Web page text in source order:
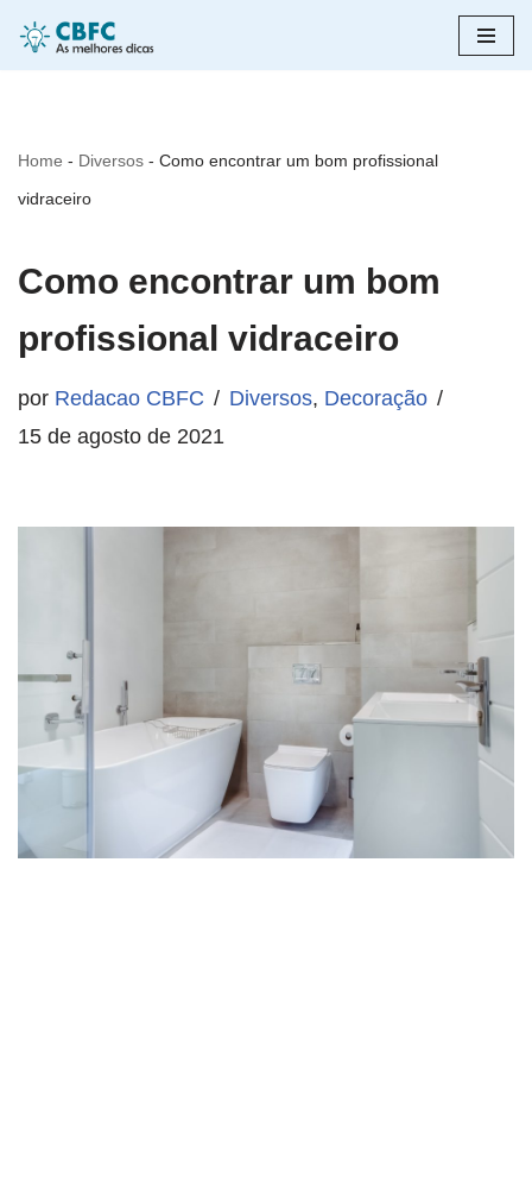
Pular
Home - Diversos - Como encontrar um bom profissional
vidraceiro
Como encontrar um bom
profissional vidraceiro
por Redacao CBFC Diversos, Decoração
15 de agosto de 2021